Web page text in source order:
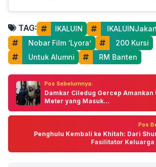
TAG: IKALUIN
Nobar Film ‘Lyora’
200 Kursi
Untuk Alumni
RM Banten
Pos Sebelumnya:
Damkar Ciledug Gercep Amankan
Meter yang Masuk...
Pos
Penghulu Kembali ke Khitah: Dari
Fasilitator Keluarga